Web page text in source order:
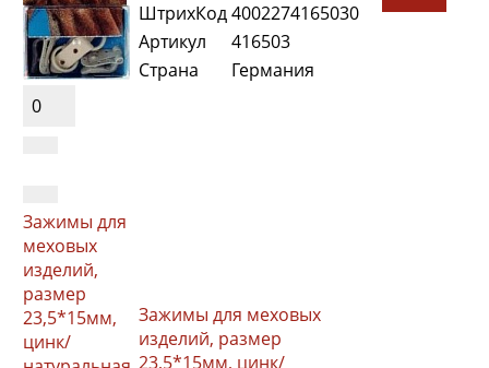
0
ШтрихКод4002274165030
Артикул
416503
Страна
Германия
Зажимы для
меховых
изделий,
размер
23,5*15мм,
цинк/
Зажимы для меховых
изделий, размер
23,5*15мм, цинк/